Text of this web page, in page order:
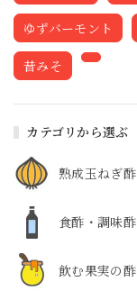
ゆずバーモント
昔みそ
カテゴリから選ぶ
熟成玉ねぎ酢
食酢・調味酢
飲む果実の酢